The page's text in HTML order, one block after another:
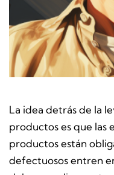
La idea detrás de la
productos es que las
productos están
defectuosos entren